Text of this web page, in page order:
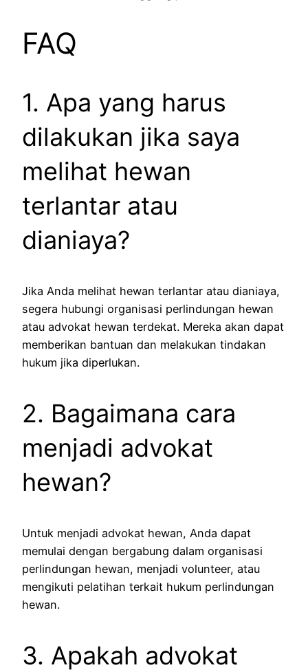
FAQ
1. Apa yang harus
dilakukan jika saya
melihat hewan
terlantar atau
dianiaya?
Jika Anda melihat hewan terlantar atau dianiaya,
segera hubungi organisasi perlindungan hewan
atau advokat hewan terdekat. Mereka akan dapat
memberikan bantuan dan melakukan tindakan
hukum jika diperlukan.
2. Bagaimana cara
menjadi advokat
hewan?
Untuk menjadi advokat hewan, Anda dapat
memulai dengan bergabung dalam organisasi
perlindungan hewan, menjadi volunteer, atau
mengikuti pelatihan terkait hukum perlindungan
hewan.
3. Apakah advokat